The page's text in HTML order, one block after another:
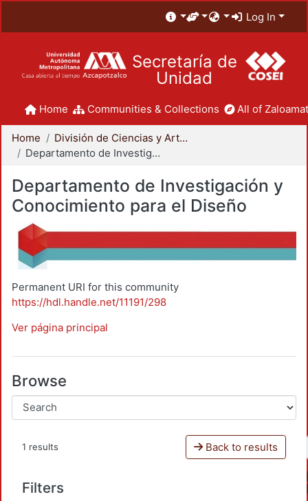
Log In
Secretaría de
Unidad
Home Communities & Collections All of
Home
División de Ciencias y Artes para el Diseño
Departamento de Investigación y Conocimiento para el Diseño
Departamento de Investigación y
Conocimiento para el Diseño
Permanent URI for this community
https://hdl.handle.net/11191/298
Ver página principal
Browse
1 results Back to results
Filters